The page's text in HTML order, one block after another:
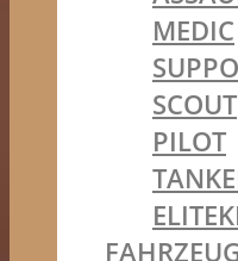
MEDIC
SCOUT
PILOT